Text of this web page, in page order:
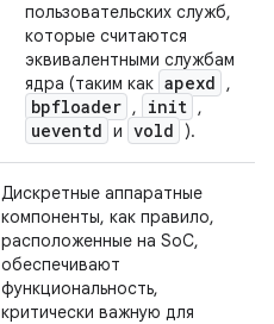
пользовательских служб,
которые считаются
эквивалентными службам
ядра (таким как apexd ,
bpfloader , init ,
ueventd и vold ).
Дискретные аппаратные
компоненты, как правило,
расположенные на SoC,
обеспечивают
функциональность,
критически важную для